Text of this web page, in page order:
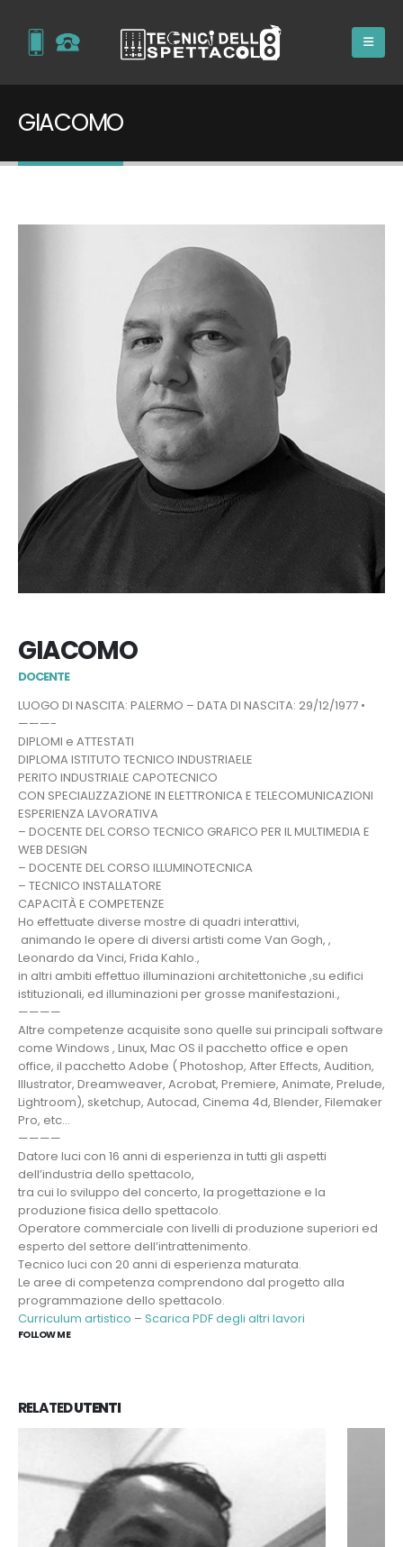
GIACOMO
GIACOMO
DOCENTE
LUOGO DI NASCITA: PALERMO – DATA DI NASCITA: 29/12/1977 •
———-
DIPLOMI e ATTESTATI
DIPLOMA ISTITUTO TECNICO INDUSTRIAELE
PERITO INDUSTRIALE CAPOTECNICO
CON SPECIALIZZAZIONE IN ELETTRONICA E TELECOMUNICAZIONI​
ESPERIENZA LAVORATIVA
– DOCENTE DEL CORSO TECNICO GRAFICO PER IL MULTIMEDIA E
WEB DESIGN
– DOCENTE DEL CORSO ILLUMINOTECNICA
– TECNICO INSTALLATORE
CAPACITÀ E COMPETENZE​
Ho effettuate diverse mostre di quadri interattivi,
animando le opere di diversi artisti come Van Gogh, ,
Leonardo da Vinci, Frida Kahlo.,
in altri ambiti effettuo illuminazioni architettoniche ,su edifici
istituzionali, ed illuminazioni per grosse manifestazioni.,
————
Altre competenze acquisite sono quelle sui principali software
come Windows , Linux, Mac OS il pacchetto office e open
office, il pacchetto Adobe ( Photoshop, After Effects, Audition,
Illustrator, Dreamweaver, Acrobat, Premiere, Animate, Prelude,
Lightroom), sketchup, Autocad, Cinema 4d, Blender, Filemaker
Pro, etc…
————
Datore luci con 16 anni di esperienza in tutti gli aspetti
dell’industria dello spettacolo,
tra cui lo sviluppo del concerto, la progettazione e la
produzione fisica dello spettacolo.
Operatore commerciale con livelli di produzione superiori ed
esperto del settore dell’intrattenimento.
Tecnico luci con 20 anni di esperienza maturata.
Le aree di competenza comprendono dal progetto alla
programmazione dello spettacolo.
Curriculum artistico – Scarica PDF degli altri lavori
FOLLOW ME
RELATEDUTENTI